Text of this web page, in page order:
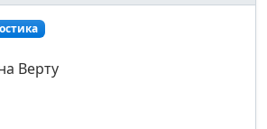
Верту